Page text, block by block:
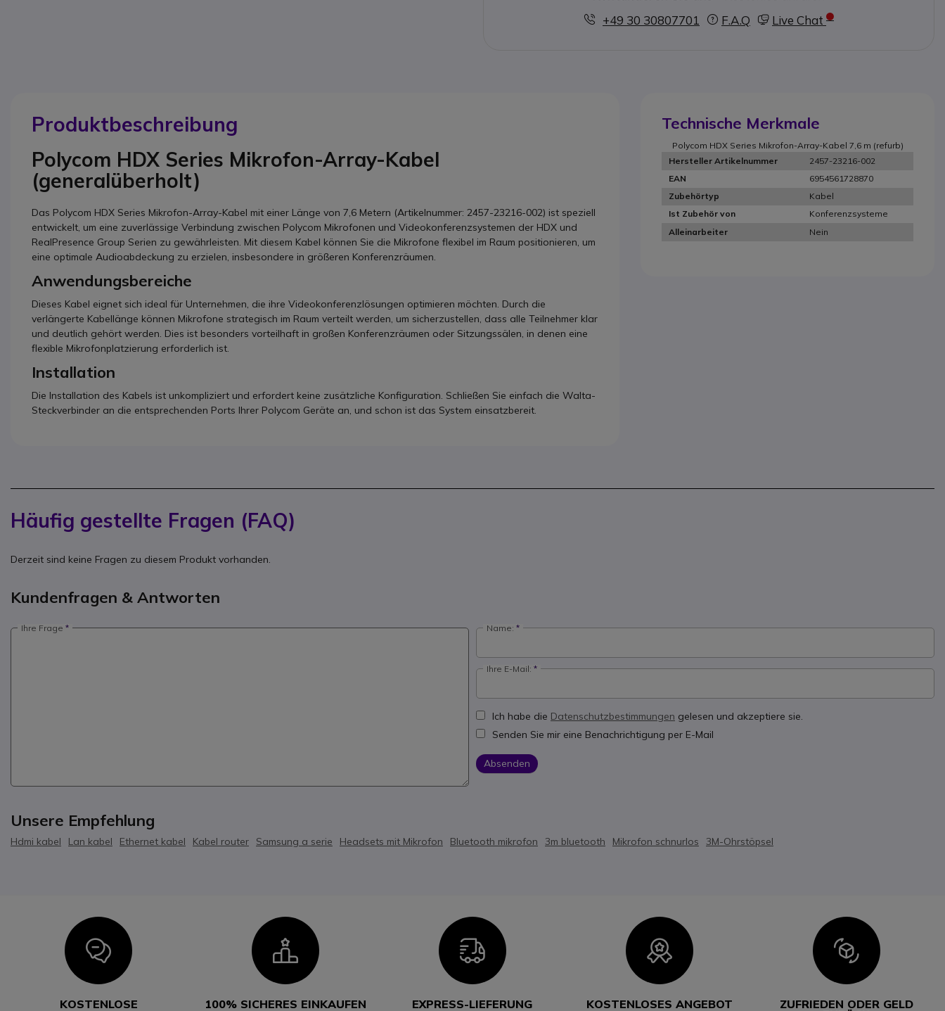
+49 30 30807701
F.A.Q Live Chat
Produktbeschreibung
Polycom HDX Series Mikrofon-Array-Kabel
(generalüberholt)
Das Polycom HDX Series Mikrofon-Array-Kabel mit einer Länge von 7,6 Metern (Artikelnummer: 2457-23216-002) ist speziell
entwickelt, um eine zuverlässige Verbindung zwischen Polycom Mikrofonen und Videokonferenzsystemen der HDX und
RealPresence Group Serien zu gewährleisten. Mit diesem Kabel können Sie die Mikrofone flexibel im Raum positionieren, um
eine optimale Audioabdeckung zu erzielen, insbesondere in größeren Konferenzräumen.
Anwendungsbereiche
Dieses Kabel eignet sich ideal für Unternehmen, die ihre Videokonferenzlösungen optimieren möchten. Durch die
verlängerte Kabellänge können Mikrofone strategisch im Raum verteilt werden, um sicherzustellen, dass alle Teilnehmer klar
und deutlich gehört werden. Dies ist besonders vorteilhaft in großen Konferenzräumen oder Sitzungssälen, in denen eine
flexible Mikrofonplatzierung erforderlich ist.
Installation
Die Installation des Kabels ist unkompliziert und erfordert keine zusätzliche Konfiguration. Schließen Sie einfach die Walta-
Steckverbinder an die entsprechenden Ports Ihrer Polycom Geräte an, und schon ist das System einsatzbereit.
Technische Merkmale
Polycom HDX Series Mikrofon-Array-Kabel 7,6 m (refurb)
Hersteller Artikelnummer
2457-23216-002
EAN
6954561728870
Zubehörtyp
Kabel
Ist Zubehör von
Konferenzsysteme
Alleinarbeiter
Nein
Häufig gestellte Fragen (FAQ)
Derzeit sind keine Fragen zu diesem Produkt vorhanden.
Kundenfragen & Antworten
Ihre Frage Name:
Ihre E-Mail:
Ich habe die Datenschutzbestimmungen gelesen und akzeptiere sie.
Senden Sie mir eine Benachrichtigung per E-Mail
Absenden
Unsere Empfehlung
Hdmi kabel Lan kabel Ethernet kabel Kabel router Samsung a serie Headsets mit Mikrofon Bluetooth mikrofon 3m bluetooth Mikrofon schnurlos 3M-Ohrstöpsel
Icon
KOSTENLOSE
Icon
100% SICHERES EINKAUFEN
Icon
EXPRESS-LIEFERUNG
Icon
KOSTENLOSES ANGEBOT
Icon
ZUFRIEDEN ODER GELD